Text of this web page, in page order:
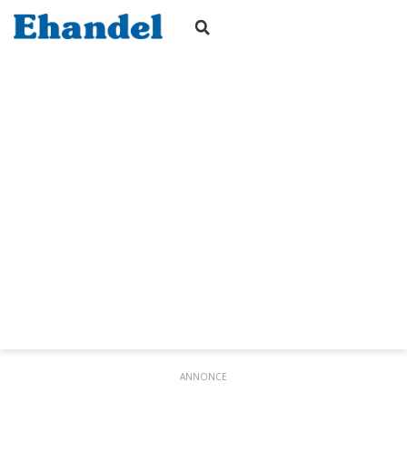
ANNONCE